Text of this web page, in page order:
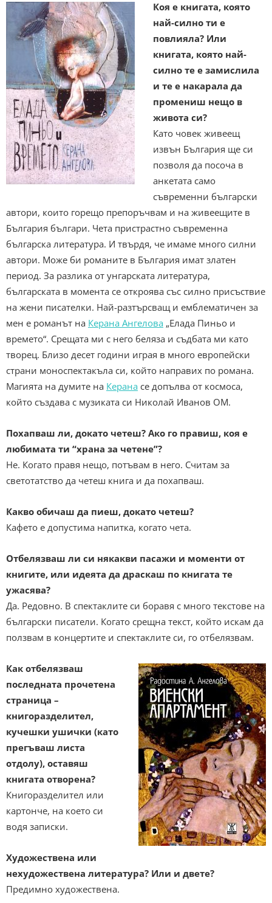
Коя е книгата, която
най-силно ти е
повлияла? Или
книгата, която най-
силно те е замислила
и те е накарала да
промениш нещо в
живота си?
Като човек живеещ
извън България ще си
позволя да посоча в
анкетата само
съвременни български
автори, които горещо препоръчвам и на живеещите в
България българи. Чета пристрастно съвременна
българска литература. И твърдя, че имаме много силни
автори. Може би романите в България имат златен
период. За разлика от унгарската литература,
българската в момента се откроява със силно присъствие
на жени писателки. Най-разтърсващ и емблематичен за
мен е романът на Керана Ангелова „Елада Пиньо и
времето“. Срещата ми с него беляза и съдбата ми като
творец. Близо десет години играя в много европейски
страни моноспектакъла си, който направих по романа.
Магията на думите на Керана се допълва от космоса,
който създава с музиката си Николай Иванов ОМ.
Похапваш ли, докато четеш? Ако го правиш, коя е
любимата ти “храна за четене”?
Не. Когато правя нещо, потъвам в него. Считам за
светотатство да четеш книга и да похапваш.
Какво обичаш да пиеш, докато четеш?
Кафето е допустима напитка, когато чета.
Отбелязваш ли си някакви пасажи и моменти от
книгите, или идеята да драскаш по книгата те
ужасява?
Да. Редовно. В спектаклите си боравя с много текстове на
български писатели. Когато срещна текст, който искам да
ползвам в концертите и спектаклите си, го отбелязвам.
Как отбелязваш
последната прочетена
страница –
книгоразделител,
кучешки ушички (като
прегъваш листа
отдолу), оставяш
книгата отворена?
Книгоразделител или
картонче, на което си
водя записки.
Художествена или
нехудожествена литература? Или и двете?
Предимно художествена.